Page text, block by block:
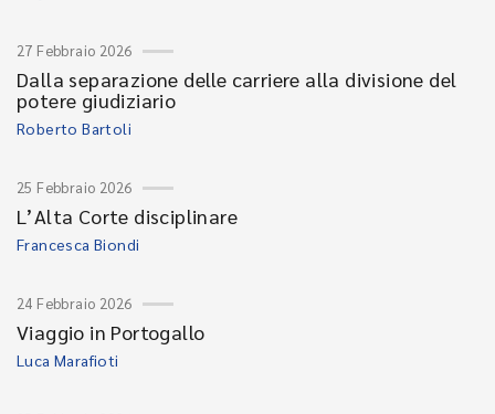
27 Febbraio 2026
Dalla separazione delle carriere alla divisione del
potere giudiziario
Roberto Bartoli
25 Febbraio 2026
L’Alta Corte disciplinare
Francesca Biondi
24 Febbraio 2026
Viaggio in Portogallo
Luca Marafioti